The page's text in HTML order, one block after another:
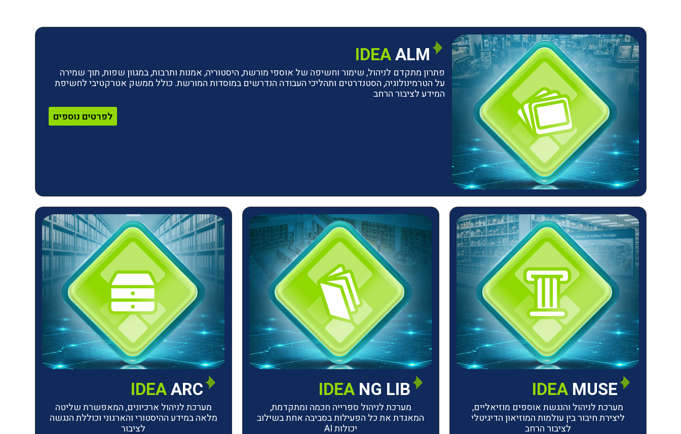
IDEAALM
פתרון מתקדם לניהול, שימור וחשיפה של אוספי מורשת, היסטוריה, אמנות ותרבות, במגוון שפות, תוך שמירה
על הטרמינולוגיה, הסטנדרטים ותהליכי העבודה הנדרשים במוסדות המורשת. כולל ממשק אטרקטיבי לחשיפת
המידע לציבור הרחב
לפרטים נוספים
IDEAMUSE
מערכת לניהול והנגשת אוספים מוזיאליים,
ליצירת חיבור בין עולמות המוזיאון הדיגיטלי
לציבור הרחב
IDEANG LIB
מערכת לניהול ספרייה חכמה ומתקדמת,
המאגדת את כל הפעילות בסביבה אחת בשילוב
יכולות AI
IDEAARC
מערכת לניהול ארכיונים, המאפשרת שליטה
מלאה במידע ההיסטורי והארגוני וכוללת הנגשה
לציבור